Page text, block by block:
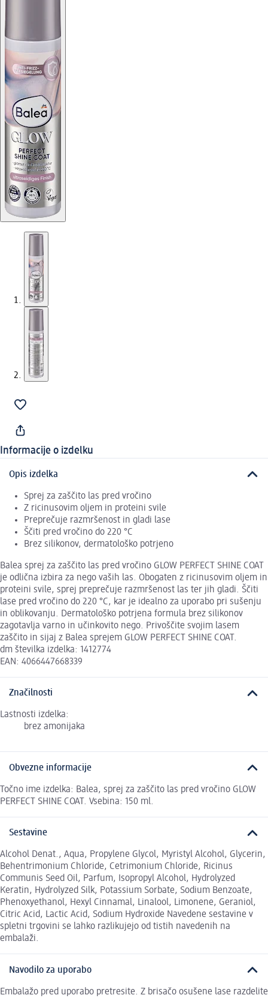
Informacije o izdelku
Opis izdelka
Sprej za zaščito las pred vročino
Z ricinusovim oljem in proteini svile
Preprečuje razmršenost in gladi lase
Ščiti pred vročino do 220 °C
Brez silikonov, dermatološko potrjeno
Balea sprej za zaščito las pred vročino GLOW PERFECT SHINE COAT
je odlična izbira za nego vaših las. Obogaten z ricinusovim oljem in
proteini svile, sprej preprečuje razmršenost las ter jih gladi. Ščiti
lase pred vročino do 220 °C, kar je idealno za uporabo pri sušenju
in oblikovanju. Dermatološko potrjena formula brez silikonov
zagotavlja varno in učinkovito nego. Privoščite svojim lasem
zaščito in sijaj z Balea sprejem GLOW PERFECT SHINE COAT.
dm številka izdelka: 1412774
EAN: 4066447668339
Značilnosti
Lastnosti izdelka:
brez amonijaka
Obvezne informacije
Točno ime izdelka: Balea, sprej za zaščito las pred vročino GLOW
PERFECT SHINE COAT. Vsebina: 150 ml.
Sestavine
Alcohol Denat., Aqua, Propylene Glycol, Myristyl Alcohol, Glycerin,
Behentrimonium Chloride, Cetrimonium Chloride, Ricinus
Communis Seed Oil, Parfum, Isopropyl Alcohol, Hydrolyzed
Keratin, Hydrolyzed Silk, Potassium Sorbate, Sodium Benzoate,
Phenoxyethanol, Hexyl Cinnamal, Linalool, Limonene, Geraniol,
Citric Acid, Lactic Acid, Sodium Hydroxide Navedene sestavine v
spletni trgovini se lahko razlikujejo od tistih navedenih na
embalaži.
Navodilo za uporabo
Embalažo pred uporabo pretresite. Z brisačo osušene lase razdelite